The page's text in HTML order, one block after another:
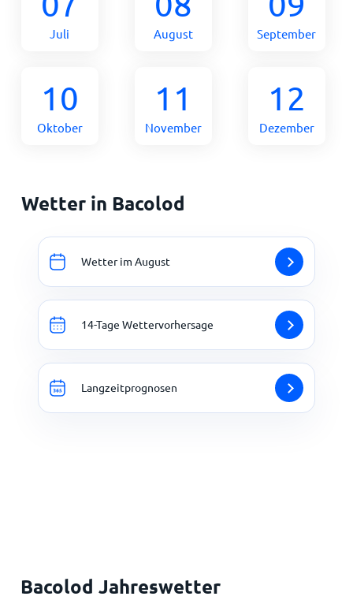
Juli August September
10
Oktober
11
November
12
Dezember
Wetter in Bacolod
Wetter im August
14-Tage Wettervorhersage
Langzeitprognosen
Bacolod Jahreswetter